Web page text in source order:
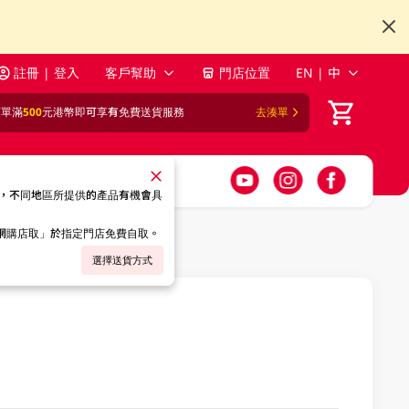
註冊 | 登入 客戶幫助 門店位置 EN | 中
滿500元港幣即可享有免費送貨服務 去湊單
不同地區所提供的產品有機會具
購店取」於指定門店免費自取。
選擇送貨方式